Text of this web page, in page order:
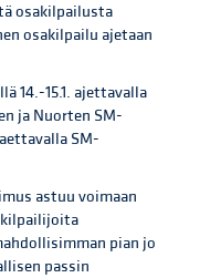
osakilpailusta
osakilpailu ajetaan
14.-15.1. ajettavalla
ja Nuorten SM-
SM-
astuu voimaan
kilpailijoita
pian jo
passin